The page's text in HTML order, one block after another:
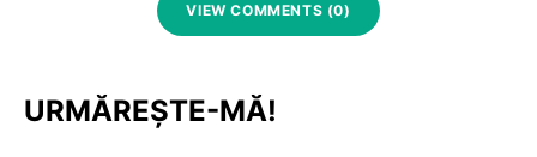
VIEW COMMENTS (0)
URMĂREȘTE-MĂ!